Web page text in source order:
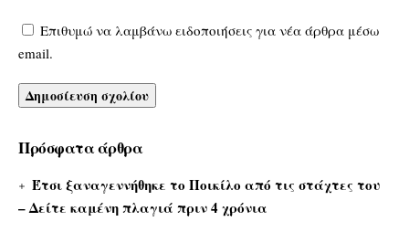
Επιθυμώ να λαμβάνω ειδοποιήσεις για νέα άρθρα μέσω
email.
Πρόσφατα άρθρα
Έτσι ξαναγεννήθηκε το Ποικίλο από τις στάχτες του
– Δείτε καμένη πλαγιά πριν 4 χρόνια